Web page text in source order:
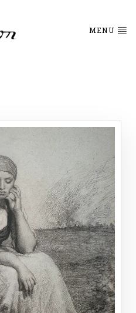
MENU